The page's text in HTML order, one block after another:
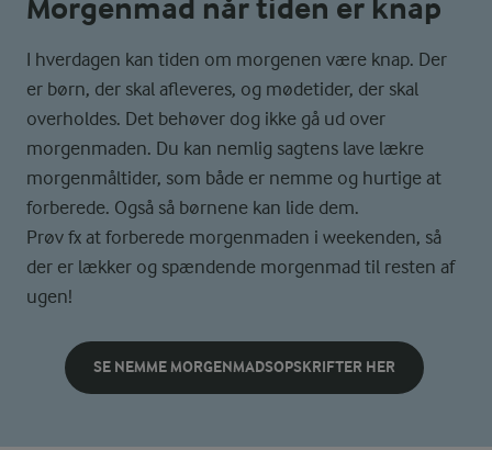
Morgenmad når tiden er knap
I hverdagen kan tiden om morgenen være knap. Der
er børn, der skal afleveres, og mødetider, der skal
overholdes. Det behøver dog ikke gå ud over
morgenmaden. Du kan nemlig sagtens lave lækre
morgenmåltider, som både er nemme og hurtige at
forberede. Også så børnene kan lide dem.
Prøv fx at forberede morgenmaden i weekenden, så
der er lækker og spændende morgenmad til resten af
ugen!
SE NEMME MORGENMADSOPSKRIFTER HER